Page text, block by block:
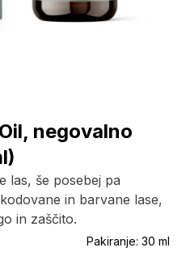
negovalno
las, še posebej pa
in barvane lase,
in zaščito.
Pakiranje: 30 ml